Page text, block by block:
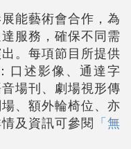
能藝術會合作，為
服務，確保不同需
。每項節目所提供
口述影像、通達字
場刊、劇場視形傳
、額外輪椅位、亦
及資訊可參閱 「無